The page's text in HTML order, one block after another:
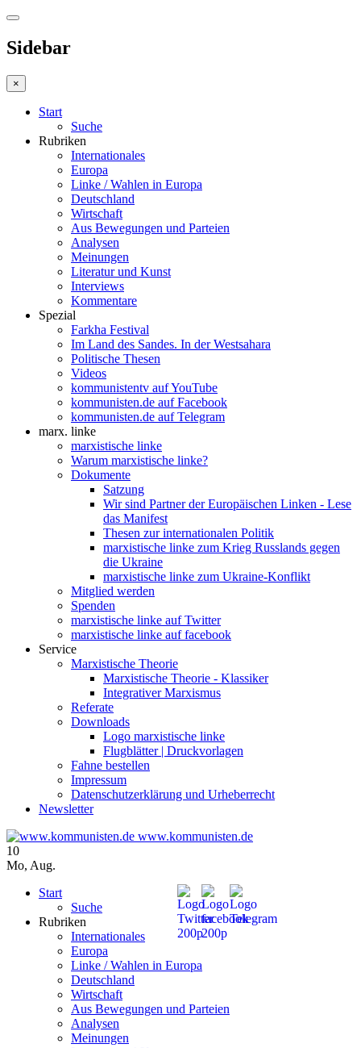
Sidebar
×
Start
Suche
Rubriken
Internationales
Europa
Linke / Wahlen in Europa
Deutschland
Wirtschaft
Aus Bewegungen und Parteien
Analysen
Meinungen
Literatur und Kunst
Interviews
Kommentare
Spezial
Farkha Festival
Im Land des Sandes. In der Westsahara
Politische Thesen
Videos
kommunistentv auf YouTube
kommunisten.de auf Facebook
kommunisten.de auf Telegram
marx. linke
marxistische linke
Warum marxistische linke?
Dokumente
Satzung
Wir sind Partner der Europäischen Linken - Lese
das Manifest
Thesen zur internationalen Politik
marxistische linke zum Krieg Russlands gegen
die Ukraine
marxistische linke zum Ukraine-Konflikt
Mitglied werden
Spenden
marxistische linke auf Twitter
marxistische linke auf facebook
Service
Marxistische Theorie
Marxistische Theorie - Klassiker
Integrativer Marxismus
Referate
Downloads
Logo marxistische linke
Flugblätter | Druckvorlagen
Fahne bestellen
Impressum
Datenschutzerklärung und Urheberrecht
Newsletter
www.kommunisten.de
10
Mo, Aug.
Start
Suche
Rubriken
Internationales
Europa
Linke / Wahlen in Europa
Deutschland
Wirtschaft
Aus Bewegungen und Parteien
Analysen
Meinungen